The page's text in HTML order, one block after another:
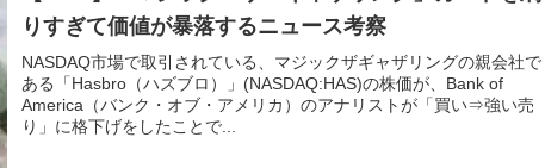
りすぎて価値が暴落するニュース考察
NASDAQ市場で取引されている、マジックザギャザリングの親会社で
ある「Hasbro（ハズブロ）」(NASDAQ:HAS)の株価が、Bank of
America（バンク・オブ・アメリカ）のアナリストが「買い⇒強い売
り」に格下げをしたことで...